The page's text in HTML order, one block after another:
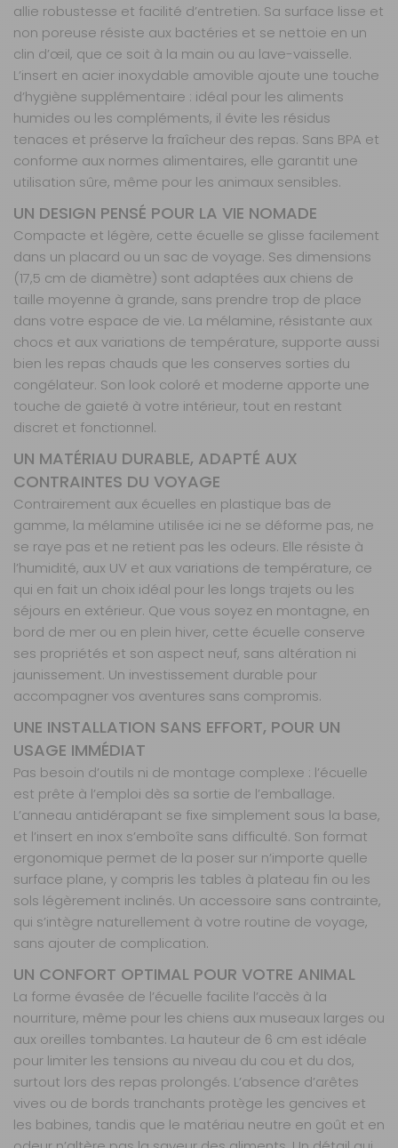
allie robustesse et facilité d’entretien. Sa surface lisse et
non poreuse résiste aux bactéries et se nettoie en un
clin d’œil, que ce soit à la main ou au lave-vaisselle.
L’insert en acier inoxydable amovible ajoute une touche
d’hygiène supplémentaire : idéal pour les aliments
humides ou les compléments, il évite les résidus
tenaces et préserve la fraîcheur des repas. Sans BPA et
conforme aux normes alimentaires, elle garantit une
utilisation sûre, même pour les animaux sensibles.
UN DESIGN PENSÉ POUR LA VIE NOMADE
Compacte et légère, cette écuelle se glisse facilement
dans un placard ou un sac de voyage. Ses dimensions
(17,5 cm de diamètre) sont adaptées aux chiens de
taille moyenne à grande, sans prendre trop de place
dans votre espace de vie. La mélamine, résistante aux
chocs et aux variations de température, supporte aussi
bien les repas chauds que les conserves sorties du
congélateur. Son look coloré et moderne apporte une
touche de gaieté à votre intérieur, tout en restant
discret et fonctionnel.
UN MATÉRIAU DURABLE, ADAPTÉ AUX
CONTRAINTES DU VOYAGE
Contrairement aux écuelles en plastique bas de
gamme, la mélamine utilisée ici ne se déforme pas, ne
se raye pas et ne retient pas les odeurs. Elle résiste à
l’humidité, aux UV et aux variations de température, ce
qui en fait un choix idéal pour les longs trajets ou les
séjours en extérieur. Que vous soyez en montagne, en
bord de mer ou en plein hiver, cette écuelle conserve
ses propriétés et son aspect neuf, sans altération ni
jaunissement. Un investissement durable pour
accompagner vos aventures sans compromis.
UNE INSTALLATION SANS EFFORT, POUR UN
USAGE IMMÉDIAT
Pas besoin d’outils ni de montage complexe : l’écuelle
est prête à l’emploi dès sa sortie de l’emballage.
L’anneau antidérapant se fixe simplement sous la base,
et l’insert en inox s’emboîte sans difficulté. Son format
ergonomique permet de la poser sur n’importe quelle
surface plane, y compris les tables à plateau fin ou les
sols légèrement inclinés. Un accessoire sans contrainte,
qui s’intègre naturellement à votre routine de voyage,
sans ajouter de complication.
UN CONFORT OPTIMAL POUR VOTRE ANIMAL
La forme évasée de l’écuelle facilite l’accès à la
nourriture, même pour les chiens aux museaux larges ou
aux oreilles tombantes. La hauteur de 6 cm est idéale
pour limiter les tensions au niveau du cou et du dos,
surtout lors des repas prolongés. L’absence d’arêtes
vives ou de bords tranchants protège les gencives et
les babines, tandis que le matériau neutre en goût et en